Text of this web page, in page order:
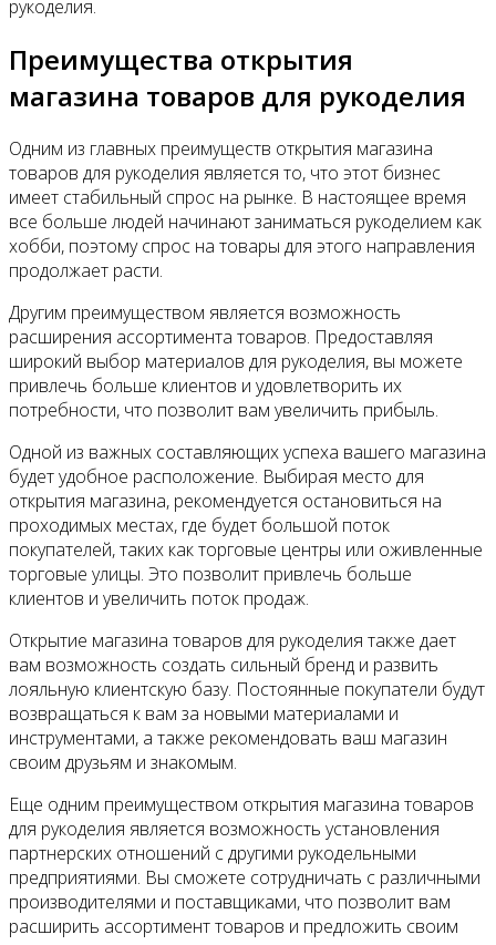
рукоделия.
Преимущества открытия
магазина товаров для рукоделия
Одним из главных преимуществ открытия магазина
товаров для рукоделия является то, что этот бизнес
имеет стабильный спрос на рынке. В настоящее время
все больше людей начинают заниматься рукоделием как
хобби, поэтому спрос на товары для этого направления
продолжает расти.
Другим преимуществом является возможность
расширения ассортимента товаров. Предоставляя
широкий выбор материалов для рукоделия, вы можете
привлечь больше клиентов и удовлетворить их
потребности, что позволит вам увеличить прибыль.
Одной из важных составляющих успеха вашего магазина
будет удобное расположение. Выбирая место для
открытия магазина, рекомендуется остановиться на
проходимых местах, где будет большой поток
покупателей, таких как торговые центры или оживленные
торговые улицы. Это позволит привлечь больше
клиентов и увеличить поток продаж.
Открытие магазина товаров для рукоделия также дает
вам возможность создать сильный бренд и развить
лояльную клиентскую базу. Постоянные покупатели будут
возвращаться к вам за новыми материалами и
инструментами, а также рекомендовать ваш магазин
своим друзьям и знакомым.
Еще одним преимуществом открытия магазина товаров
для рукоделия является возможность установления
партнерских отношений с другими рукодельными
предприятиями. Вы сможете сотрудничать с различными
производителями и поставщиками, что позволит вам
расширить ассортимент товаров и предложить своим